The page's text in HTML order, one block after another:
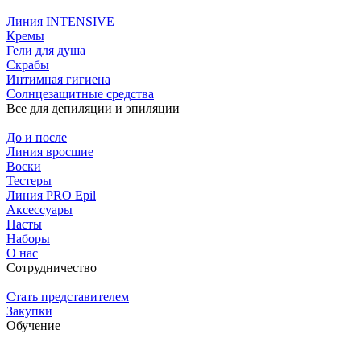
Линия INTENSIVE
Кремы
Гели для душа
Скрабы
Интимная гигиена
Солнцезащитные средства
Все для депиляции и эпиляции
До и после
Линия вросшие
Воски
Тестеры
Линия PRO Epil
Аксессуары
Пасты
Наборы
О нас
Сотрудничество
Стать представителем
Закупки
Обучение